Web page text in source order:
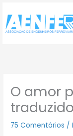
para
conteúdo
O amor
75 Comentários /